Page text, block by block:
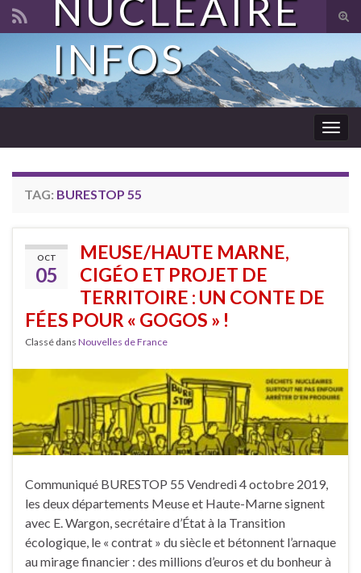
Search for:
NUCLÉAIRE
INFOS
TAG: BURESTOP 55
OCT
05
MEUSE/HAUTE MARNE,
CIGÉO ET PROJET DE
TERRITOIRE : UN CONTE DE
FÉES POUR « GOGOS » !
Classé dans Nouvelles de France
Communiqué BURESTOP 55 Vendredi 4 octobre 2019,
les deux départements Meuse et Haute-Marne signent
avec E. Wargon, secrétaire d’État à la Transition
écologique, le « contrat » du siècle et bétonnent l’arnaque
au mirage financier : des millions d’euros et du bonheur à